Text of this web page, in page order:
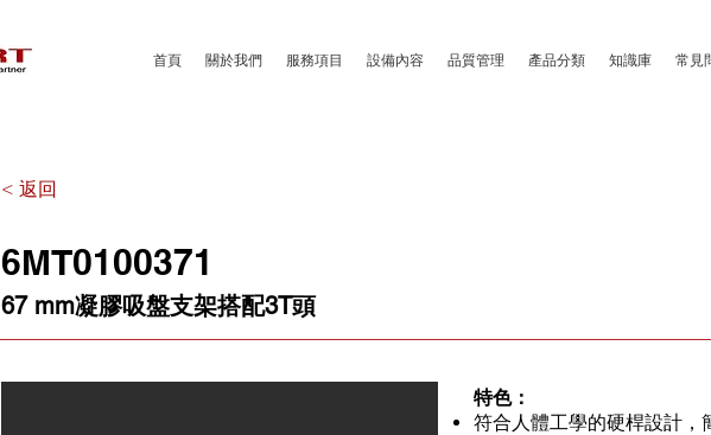
首頁 關於我們 服務項目 設備內容 品質管理 產品分類 知識庫 常見
< 返回
6MT0100371
67 mm凝膠吸盤支架搭配3T頭
特色：
符合人體工學的硬桿設計，